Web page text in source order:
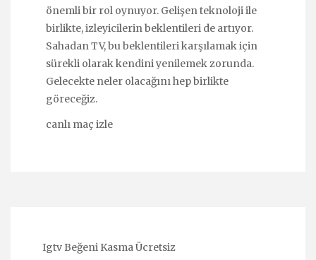
önemli bir rol oynuyor. Gelişen teknoloji ile
birlikte, izleyicilerin beklentileri de artıyor.
Sahadan TV, bu beklentileri karşılamak için
sürekli olarak kendini yenilemek zorunda.
Gelecekte neler olacağını hep birlikte
göreceğiz.
canlı maç izle
Igtv Beğeni Kasma Ücretsiz